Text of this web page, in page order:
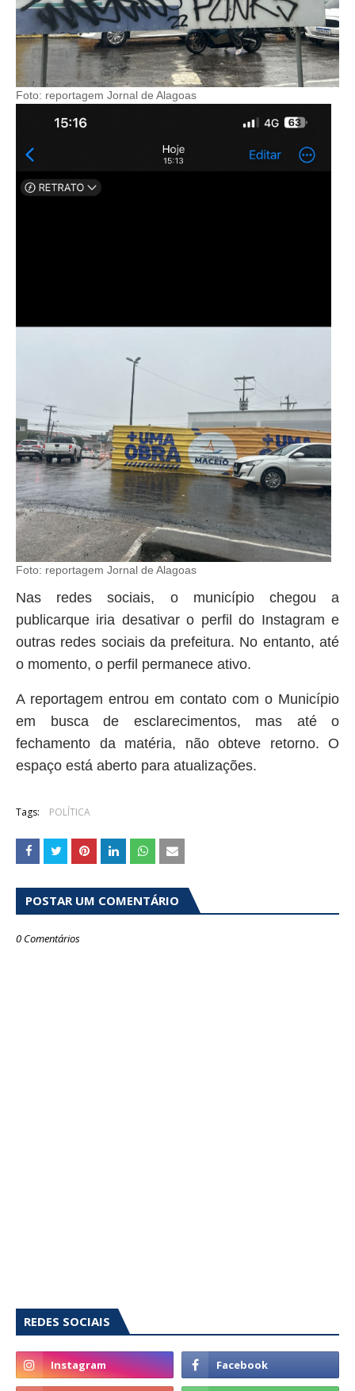
Foto: reportagem Jornal de Alagoas
Foto: reportagem Jornal de Alagoas
Nas redes sociais, o município chegou a
publicarque iria desativar o perfil do Instagram e
outras redes sociais da prefeitura. No entanto, até
o momento, o perfil permanece ativo.
A reportagem entrou em contato com o Município
em busca de esclarecimentos, mas até o
fechamento da matéria, não obteve retorno. O
espaço está aberto para atualizações.
Tags: POLÍTICA
POSTAR UM COMENTÁRIO
0 Comentários
REDES SOCIAIS